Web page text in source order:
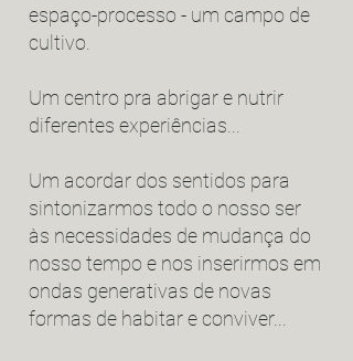
espaço-processo - um campo de
cultivo.
Um centro pra abrigar e nutrir
diferentes experiências...
Um acordar dos sentidos para
sintonizarmos todo o nosso ser
às necessidades de mudança do
nosso tempo e nos inserirmos em
ondas generativas de novas
formas de habitar e conviver...